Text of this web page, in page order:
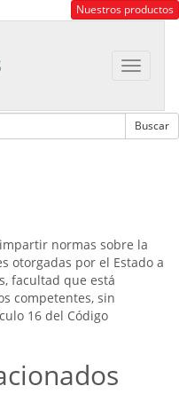
Nuestros productos
Toggle
normas sobre la
otorgadas por el Estado a
facultad que está
competentes, sin
16 del Código